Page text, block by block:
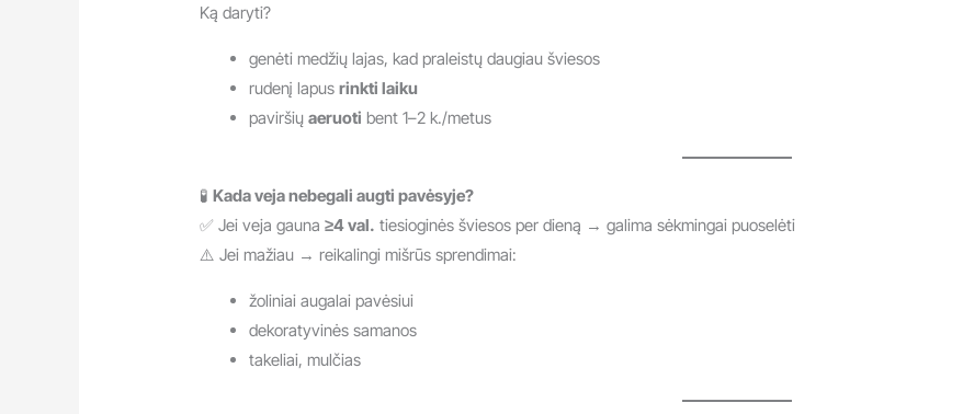
Ką daryti?
genėti medžių lajas, kad praleistų daugiau šviesos
rudenį lapusrinkti laiku
paviršiųaeruoti bent 1–2 k./metus
🧪Kada veja nebegali augti pavėsyje?
✅ Jei veja gauna≥4 val. tiesioginės šviesos per dieną → galima sėkmingai puoselėti
⚠️ Jei mažiau → reikalingi mišrūs sprendimai:
žoliniai augalai pavėsiui
dekoratyvinės samanos
takeliai, mulčias